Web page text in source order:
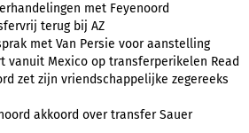
met Feyenoord
terug bij AZ
met Van Persie voor aanstelling
vanuit Mexico op transferperikelen Read
zet zijn vriendschappelijke zegereeks
akkoord over transfer Sauer